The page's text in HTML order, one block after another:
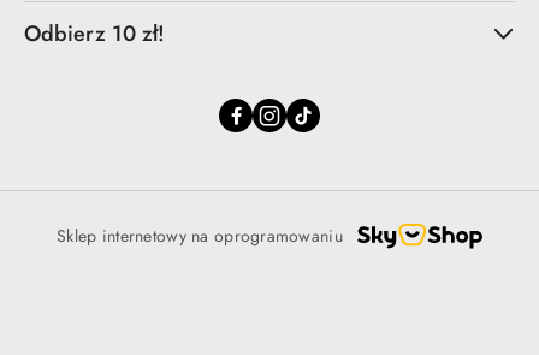
Odbierz 10 zł!
Sklep internetowy na oprogramowaniu